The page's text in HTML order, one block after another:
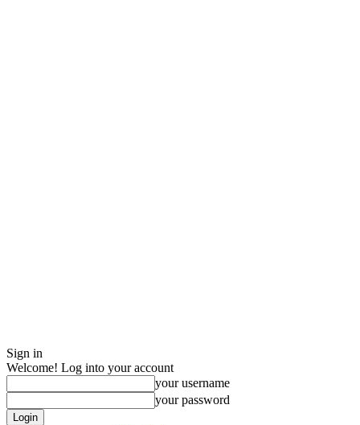
Sign in
Welcome! Log into your account
your username
your password